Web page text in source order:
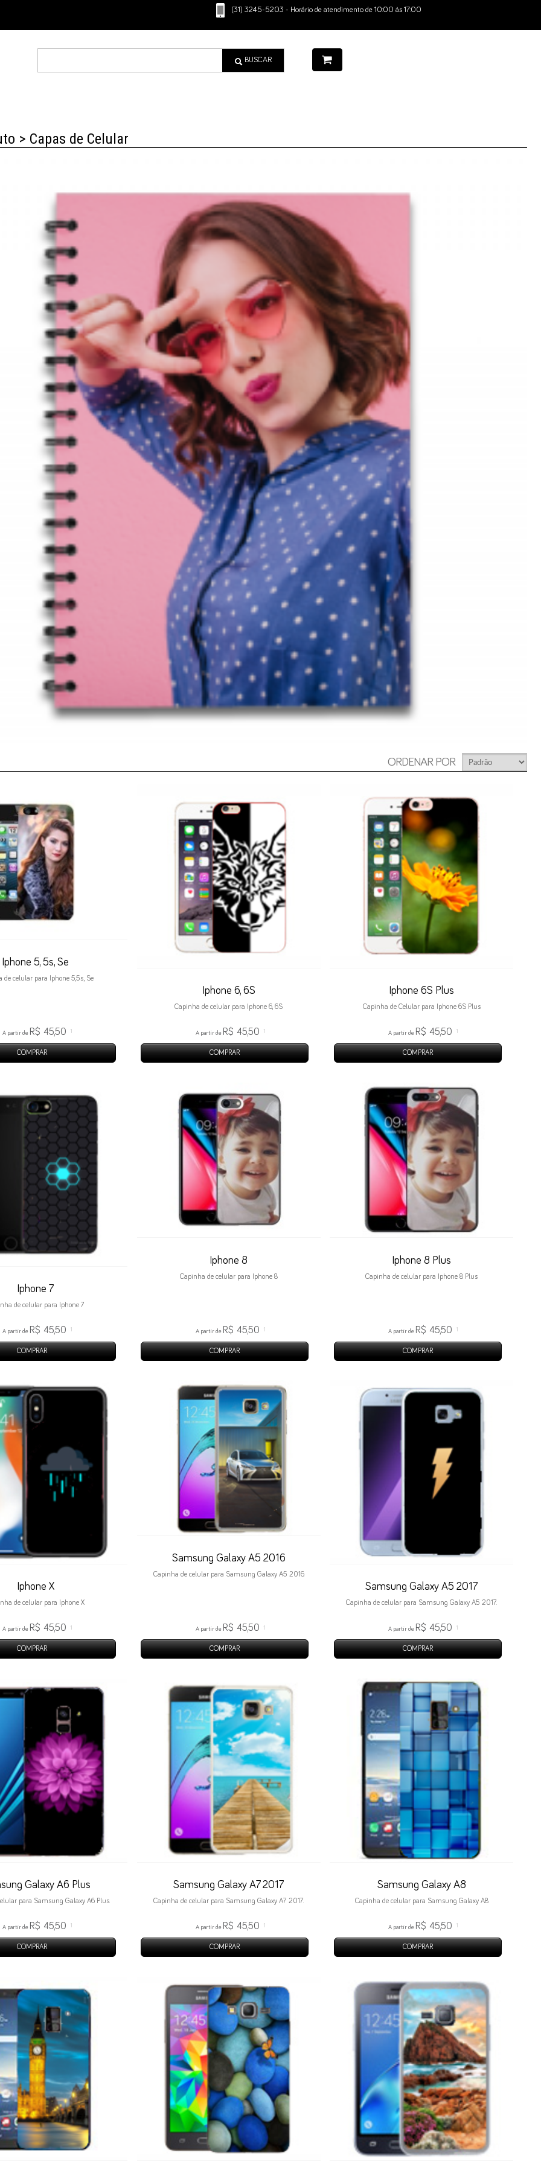
(31) 3245-5203 - Horário de atendimento de 10:00 às 17:00
BUSCAR
> Capas de Celular
ORDENAR POR
Iphone 5, 5s, Se
de celular para Iphone 5,5s, Se
A partir de R$ 45,50
COMPRAR
Iphone 6, 6S
Capinha de celular para Iphone 6, 6S
A partir de R$ 45,50
COMPRAR
Iphone 6S Plus
Capinha de Celular para Iphone 6S Plus
A partir de R$ 45,50
COMPRAR
Iphone 7
de celular para Iphone 7
A partir de R$ 45,50
COMPRAR
Iphone 8
Capinha de celular para Iphone 8
A partir de R$ 45,50
COMPRAR
Iphone 8 Plus
Capinha de celular para Iphone 8 Plus
A partir de R$ 45,50
COMPRAR
Iphone X
de celular para Iphone X
A partir de R$ 45,50
COMPRAR
Samsung Galaxy A5 2016
Capinha de celular para Samsung Galaxy A5 2016.
A partir de R$ 45,50
COMPRAR
Samsung Galaxy A5 2017
Capinha de celular para Samsung Galaxy A5 2017.
A partir de R$ 45,50
COMPRAR
Galaxy A6 Plus
para Samsung Galaxy A6 Plus.
A partir de R$ 45,50
COMPRAR
Samsung Galaxy A7 2017
Capinha de celular para Samsung Galaxy A7 2017.
A partir de R$ 45,50
COMPRAR
Samsung Galaxy A8
Capinha de celular para Samsung Galaxy A8.
A partir de R$ 45,50
COMPRAR